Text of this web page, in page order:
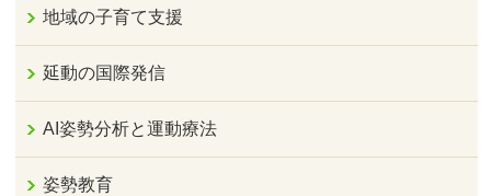
地域の子育て支援
延動の国際発信
AI姿勢分析と運動療法
姿勢教育